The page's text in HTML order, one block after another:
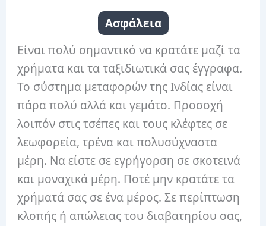
Ασφάλεια
Είναι πολύ σημαντικό να κρατάτε μαζί τα
χρήματα και τα ταξιδιωτικά σας έγγραφα.
Το σύστημα μεταφορών της Ινδίας είναι
πάρα πολύ αλλά και γεμάτο. Προσοχή
λοιπόν στις τσέπες και τους κλέφτες σε
λεωφορεία, τρένα και πολυσύχναστα
μέρη. Να είστε σε εγρήγορση σε σκοτεινά
και μοναχικά μέρη. Ποτέ μην κρατάτε τα
χρήματά σας σε ένα μέρος. Σε περίπτωση
κλοπής ή απώλειας του διαβατηρίου σας,